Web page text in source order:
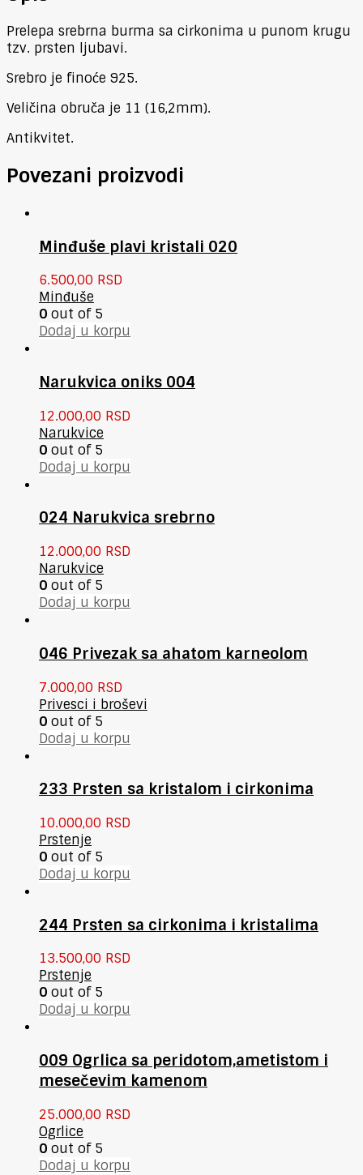
Prelepa srebrna burma sa cirkonima u punom krugu
tzv. prsten ljubavi.
Srebro je finoće 925.
Veličina obruča je 11 (16,2mm).
Antikvitet.
Povezani proizvodi
Minđuše plavi kristali 020
6.500,00 RSD
Minđuše
0 out of 5
Dodaj u korpu
Narukvica oniks 004
12.000,00 RSD
Narukvice
0 out of 5
Dodaj u korpu
024 Narukvica srebrno
12.000,00 RSD
Narukvice
0 out of 5
Dodaj u korpu
046 Privezak sa ahatom karneolom
7.000,00 RSD
Privesci i broševi
0 out of 5
Dodaj u korpu
233 Prsten sa kristalom i cirkonima
10.000,00 RSD
Prstenje
0 out of 5
Dodaj u korpu
244 Prsten sa cirkonima i kristalima
13.500,00 RSD
Prstenje
0 out of 5
Dodaj u korpu
009 Ogrlica sa peridotom,ametistom i
mesečevim kamenom
25.000,00 RSD
Ogrlice
0 out of 5
Dodaj u korpu